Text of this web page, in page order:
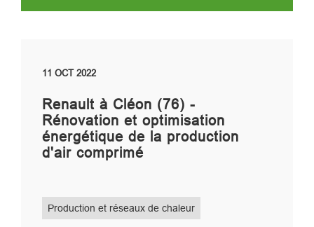
11 OCT 2022
Renault à Cléon (76) -
Rénovation et optimisation
énergétique de la production
d'air comprimé
Production et réseaux de chaleur